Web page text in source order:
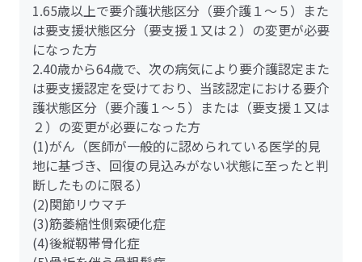
1.65歳以上で要介護状態区分（要介護１～５）また
は要支援状態区分（要支援１又は２）の変更が必要
になった方
2.40歳から64歳で、次の病気により要介護認定また
は要支援認定を受けており、当該認定における要介
護状態区分（要介護１～５）または（要支援１又は
２）の変更が必要になった方
(1)がん（医師が一般的に認められている医学的見
地に基づき、回復の見込みがない状態に至ったと判
断したものに限る）
(2)関節リウマチ
(3)筋萎縮性側索硬化症
(4)後縦靱帯骨化症